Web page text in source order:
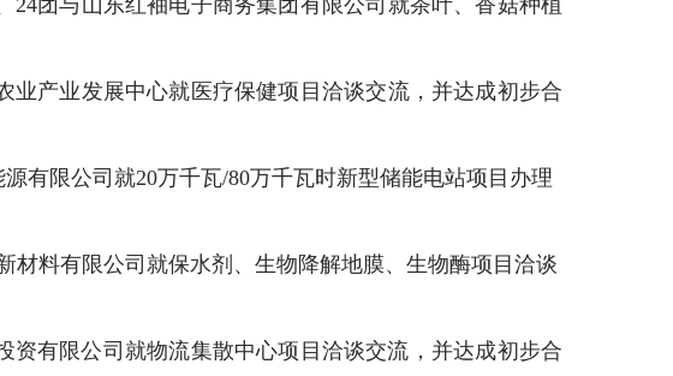
24团与山东红袖电子商务集团有限公司 就茶叶、香菇种植
业产业发展中心就 医疗保健项目洽谈交流， 并达成初步合
源有限公司就20万千瓦/80万千瓦时新型储能电站项目办理
材料有限公司就保水剂、生物降解地膜、生物酶项目洽谈
资有限公司就物流集散中心项目洽谈交流，并达成初步合